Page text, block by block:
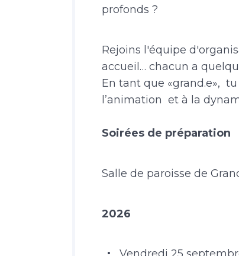
profonds ?
Rejoins l'équipe
accueil… chacun a
En tant que «grand.e»,
l’animation et à la
Soirées de préparation
Salle de paroisse de
2026